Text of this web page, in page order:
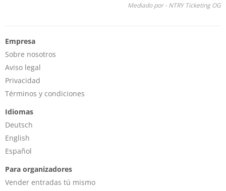
Mediado por - NTRY Ticketing OG
Empresa
Sobre nosotros
Aviso legal
Privacidad
Términos y condiciones
Idiomas
Deutsch
English
Español
Para organizadores
Vender entradas tú mismo